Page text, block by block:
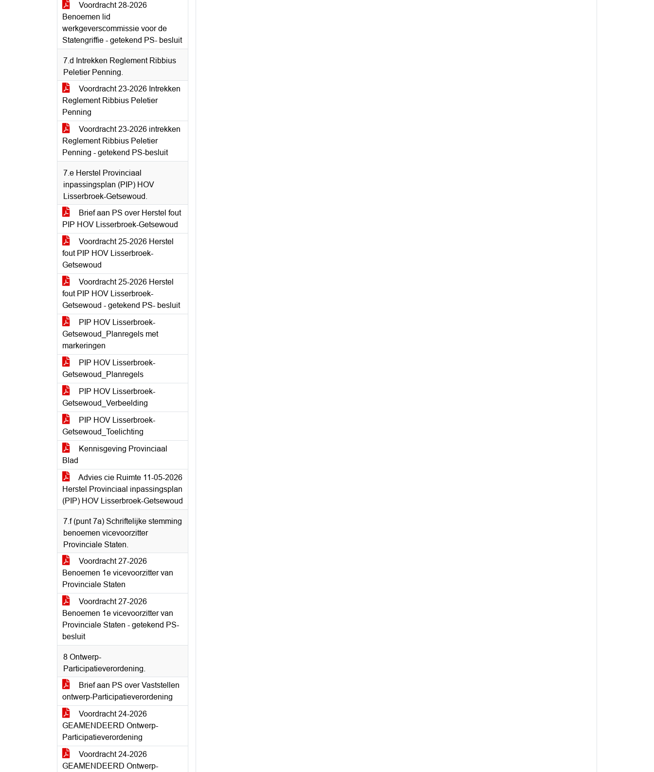
Voordracht 28-2026
Benoemen lid
werkgeverscommissie voor de
Statengriffie - getekend PS- besluit
7.d Intrekken Reglement Ribbius
Peletier Penning.
Voordracht 23-2026 Intrekken
Reglement Ribbius Peletier
Penning
Voordracht 23-2026 intrekken
Reglement Ribbius Peletier
Penning - getekend PS-besluit
7.e Herstel Provinciaal
inpassingsplan (PIP) HOV
Lisserbroek-Getsewoud.
Brief aan PS over Herstel fout
PIP HOV Lisserbroek-Getsewoud
Voordracht 25-2026 Herstel
fout PIP HOV Lisserbroek-
Getsewoud
Voordracht 25-2026 Herstel
fout PIP HOV Lisserbroek-
Getsewoud - getekend PS- besluit
PIP HOV Lisserbroek-
Getsewoud_Planregels met
markeringen
PIP HOV Lisserbroek-
Getsewoud_Planregels
PIP HOV Lisserbroek-
Getsewoud_Verbeelding
PIP HOV Lisserbroek-
Getsewoud_Toelichting
Kennisgeving Provinciaal
Blad
Advies cie Ruimte 11-05-2026
Herstel Provinciaal inpassingsplan
(PIP) HOV Lisserbroek-Getsewoud
7.f (punt 7a) Schriftelijke stemming
benoemen vicevoorzitter
Provinciale Staten.
Voordracht 27-2026
Benoemen 1e vicevoorzitter van
Provinciale Staten
Voordracht 27-2026
Benoemen 1e vicevoorzitter van
Provinciale Staten - getekend PS-
besluit
8 Ontwerp-
Participatieverordening.
Brief aan PS over Vaststellen
ontwerp-Participatieverordening
Voordracht 24-2026
GEAMENDEERD Ontwerp-
Participatieverordening
Voordracht 24-2026
GEAMENDEERD Ontwerp-